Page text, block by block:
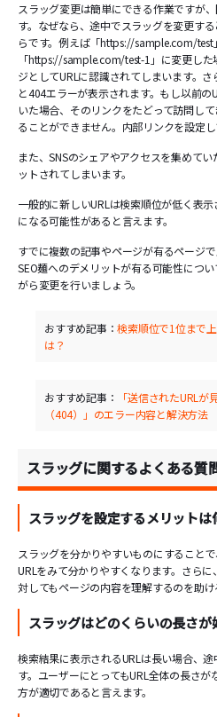
スラッグ変更は簡単にできる作業ですが
す。なぜなら、途中でスラッグを変更す
らです。例えば「https://sample.com/test
「https://sample.com/test-1」に変更し
ジとしてURLに認識されてしまいます。
と404エラーが表示されます。もし以前
いた場合、そのリンクをたどって訪問し
ることができません。内部リンクを設定
また、SNSのシェアやアクセスを集めて
ットされてしまいます。
一般的に新しいURLは検索順位が低く表
になる可能性があると言えます。
すでに複数の記事やページが有るページ
SEO麺へのデメリットが有る可能性につ
がら変更を行いましょう。
おすすめ記事：検索順位で1位まで
は？
おすすめ記事：
「送信されたURL
（404）」のエラー内容と解決方法
スラッグに関するよくある質
スラッグを設定するメリットは
スラッグを分かりやすいものにすること
URLをみて分かりやすくなります。さら
対してもページの内容を理解するのを助け
スラッグはどのくらいの長さが
検索結果に表示されるURLは長い場合、
す。ユーザーにとってもURL全体の長さ
方が適切であると言えます。